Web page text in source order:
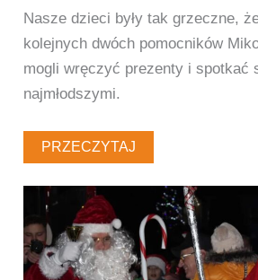
Nasze dzieci były tak grzeczne,
kolejnych dwóch pomocników
mogli wręczyć prezenty i spotkać
najmłodszymi.
PRZECZYTAJ